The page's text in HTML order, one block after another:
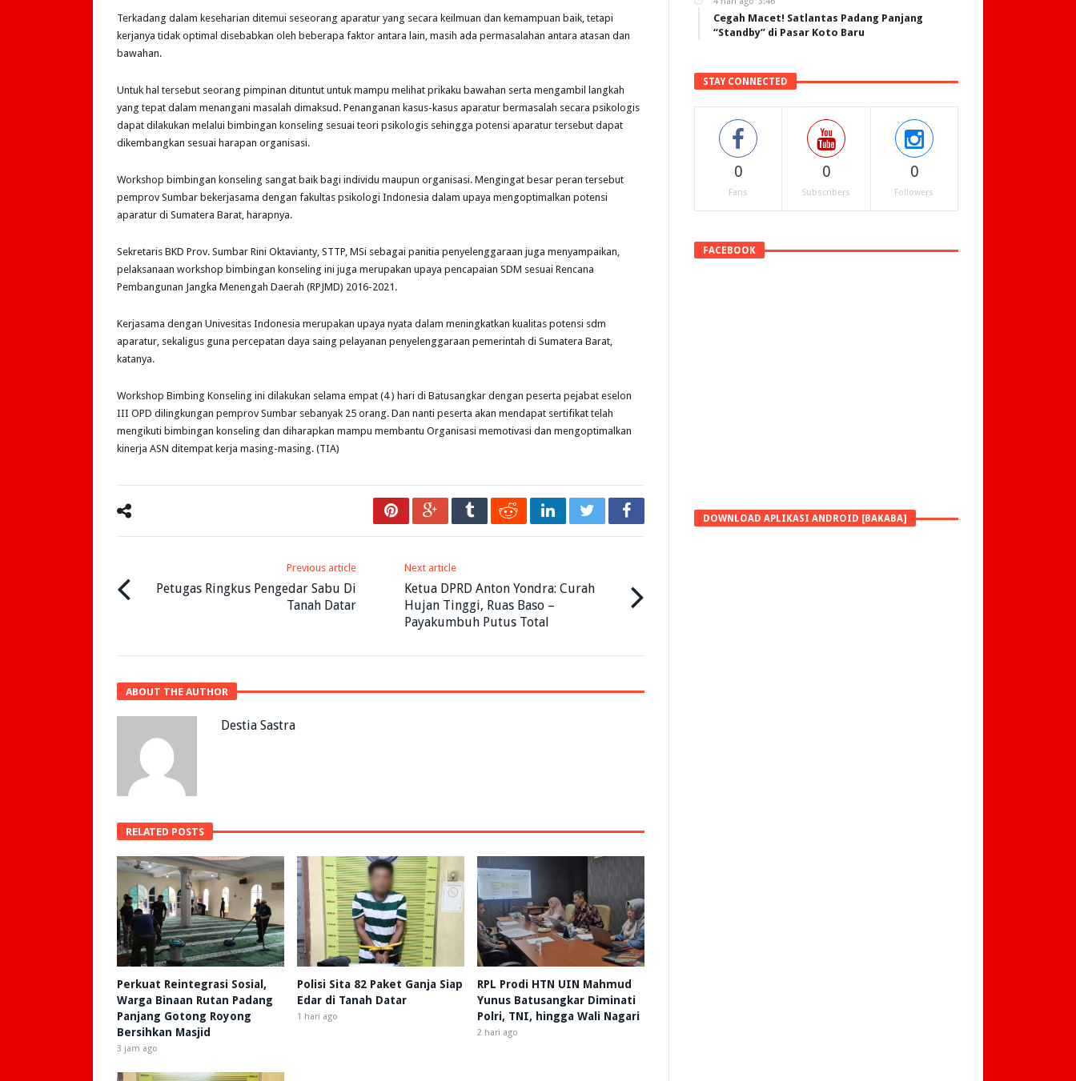
Terkadang dalam keseharian ditemui seseorang aparatur yang secara keilmuan dan kemampuan baik, tetapi
kerjanya tidak optimal disebabkan oleh beberapa faktor antara lain, masih ada permasalahan antara atasan dan
bawahan.
Untuk hal tersebut seorang pimpinan dituntut untuk mampu melihat prikaku bawahan serta mengambil langkah
yang tepat dalam menangani masalah dimaksud. Penanganan kasus-kasus aparatur bermasalah secara psikologis
dapat dilakukan melalui bimbingan konseling sesuai teori psikologis sehingga potensi aparatur tersebut dapat
dikembangkan sesuai harapan organisasi.
Workshop bimbingan konseling sangat baik bagi individu maupun organisasi. Mengingat besar peran tersebut
pemprov Sumbar bekerjasama dengan fakultas psikologi Indonesia dalam upaya mengoptimalkan potensi
aparatur di Sumatera Barat, harapnya.
Sekretaris BKD Prov. Sumbar Rini Oktavianty, STTP, MSi sebagai panitia penyelenggaraan juga menyampaikan,
pelaksanaan workshop bimbingan konseling ini juga merupakan upaya pencapaian SDM sesuai Rencana
Pembangunan Jangka Menengah Daerah (RPJMD) 2016-2021.
Kerjasama dengan Univesitas Indonesia merupakan upaya nyata dalam meningkatkan kualitas potensi sdm
aparatur, sekaligus guna percepatan daya saing pelayanan penyelenggaraan pemerintah di Sumatera Barat,
katanya.
Workshop Bimbing Konseling ini dilakukan selama empat (4 ) hari di Batusangkar dengan peserta pejabat eselon
III OPD dilingkungan pemprov Sumbar sebanyak 25 orang. Dan nanti peserta akan mendapat sertifikat telah
mengikuti bimbingan konseling dan diharapkan mampu membantu Organisasi memotivasi dan mengoptimalkan
kinerja ASN ditempat kerja masing-masing. (TIA)
Previous article
Petugas Ringkus Pengedar Sabu Di
Tanah Datar
Next article
Ketua DPRD Anton Yondra: Curah
Hujan Tinggi, Ruas Baso –
Payakumbuh Putus Total
ABOUT THE AUTHOR
Destia Sastra
RELATED POSTS
Perkuat Reintegrasi Sosial,
Warga Binaan Rutan Padang
Panjang Gotong Royong
Bersihkan Masjid
3 jam ago
Polisi Sita 82 Paket Ganja Siap
Edar di Tanah Datar
1 hari ago
RPL Prodi HTN UIN Mahmud
Yunus Batusangkar Diminati
Polri, TNI, hingga Wali Nagari
2 hari ago
Cegah Macet! Satlantas Padang Panjang
“Standby” di Pasar Koto Baru
STAY CONNECTED
0
Fans
0
Subscribers
0
Followers
FACEBOOK
DOWNLOAD APLIKASI ANDROID [BAKABA]